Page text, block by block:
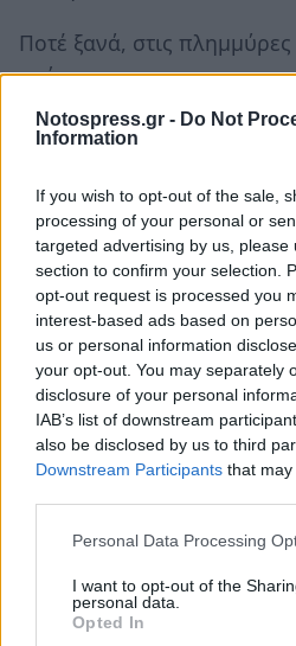
Notospress.gr - Do Not
Information
If you wish to opt-out of the sale,
processing of your personal or
targeted advertising by us, please
section to confirm your selection.
opt-out request is processed you
interest-based ads based on
us or personal information
your opt-out. You may separately
disclosure of your personal
IAB’s list of downstream
also be disclosed by us to third
Downstream Participants that
Personal Data Processing
I want to opt-out of the
personal data.
Opted In
Ποτέ ξανά, στις
χρόνο.
Το πραγματικό«ποτέ
Με τον οργανωμένο
στάση του σε όλες τις
την πολιτική που εντείνει
πολλών, που βάζει την
του κόστους – οφέλους,
αποτυπώνεται στο
κέρδη τους!
Μόνο ο Λαός, μπορεί να
δυνατό ΚΚΕ!
(*) Υποψήφιος Βουλευτής
Ακολουθήστε τοnotospress.gr